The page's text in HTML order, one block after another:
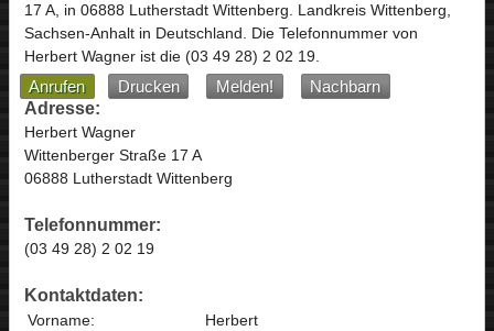
17 A, in 06888 Lutherstadt Wittenberg. Landkreis Wittenberg,
Sachsen-Anhaltin Deutschland. Die Telefonnummer von
Herbert Wagner ist die (03 49 28) 2 02 19.
Anrufen Drucken Melden!
Nachbarn
Adresse:
Herbert Wagner
Wittenberger Straße 17 A
06888 Lutherstadt Wittenberg
Telefonnummer:
(03 49 28) 2 02 19
Kontaktdaten:
Vorname:
Herbert